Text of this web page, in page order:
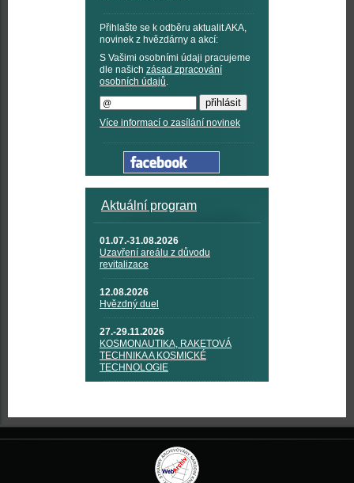
Přihlašte se k odběru aktualit AKA,
novinek z hvězdárny a akcí:
S Vašimi osobními údaji pracujeme
dle našich zásad zpracování
osobních údajů.
Více informací o zasílání novinek
Aktuální program
01.07.-31.08.2026
Uzavření areálu z důvodu
revitalizace
12.08.2026
Hvězdný duel
27.-29.11.2026
KOSMONAUTIKA, RAKETOVÁ
TECHNIKA A KOSMICKÉ
TECHNOLOGIE